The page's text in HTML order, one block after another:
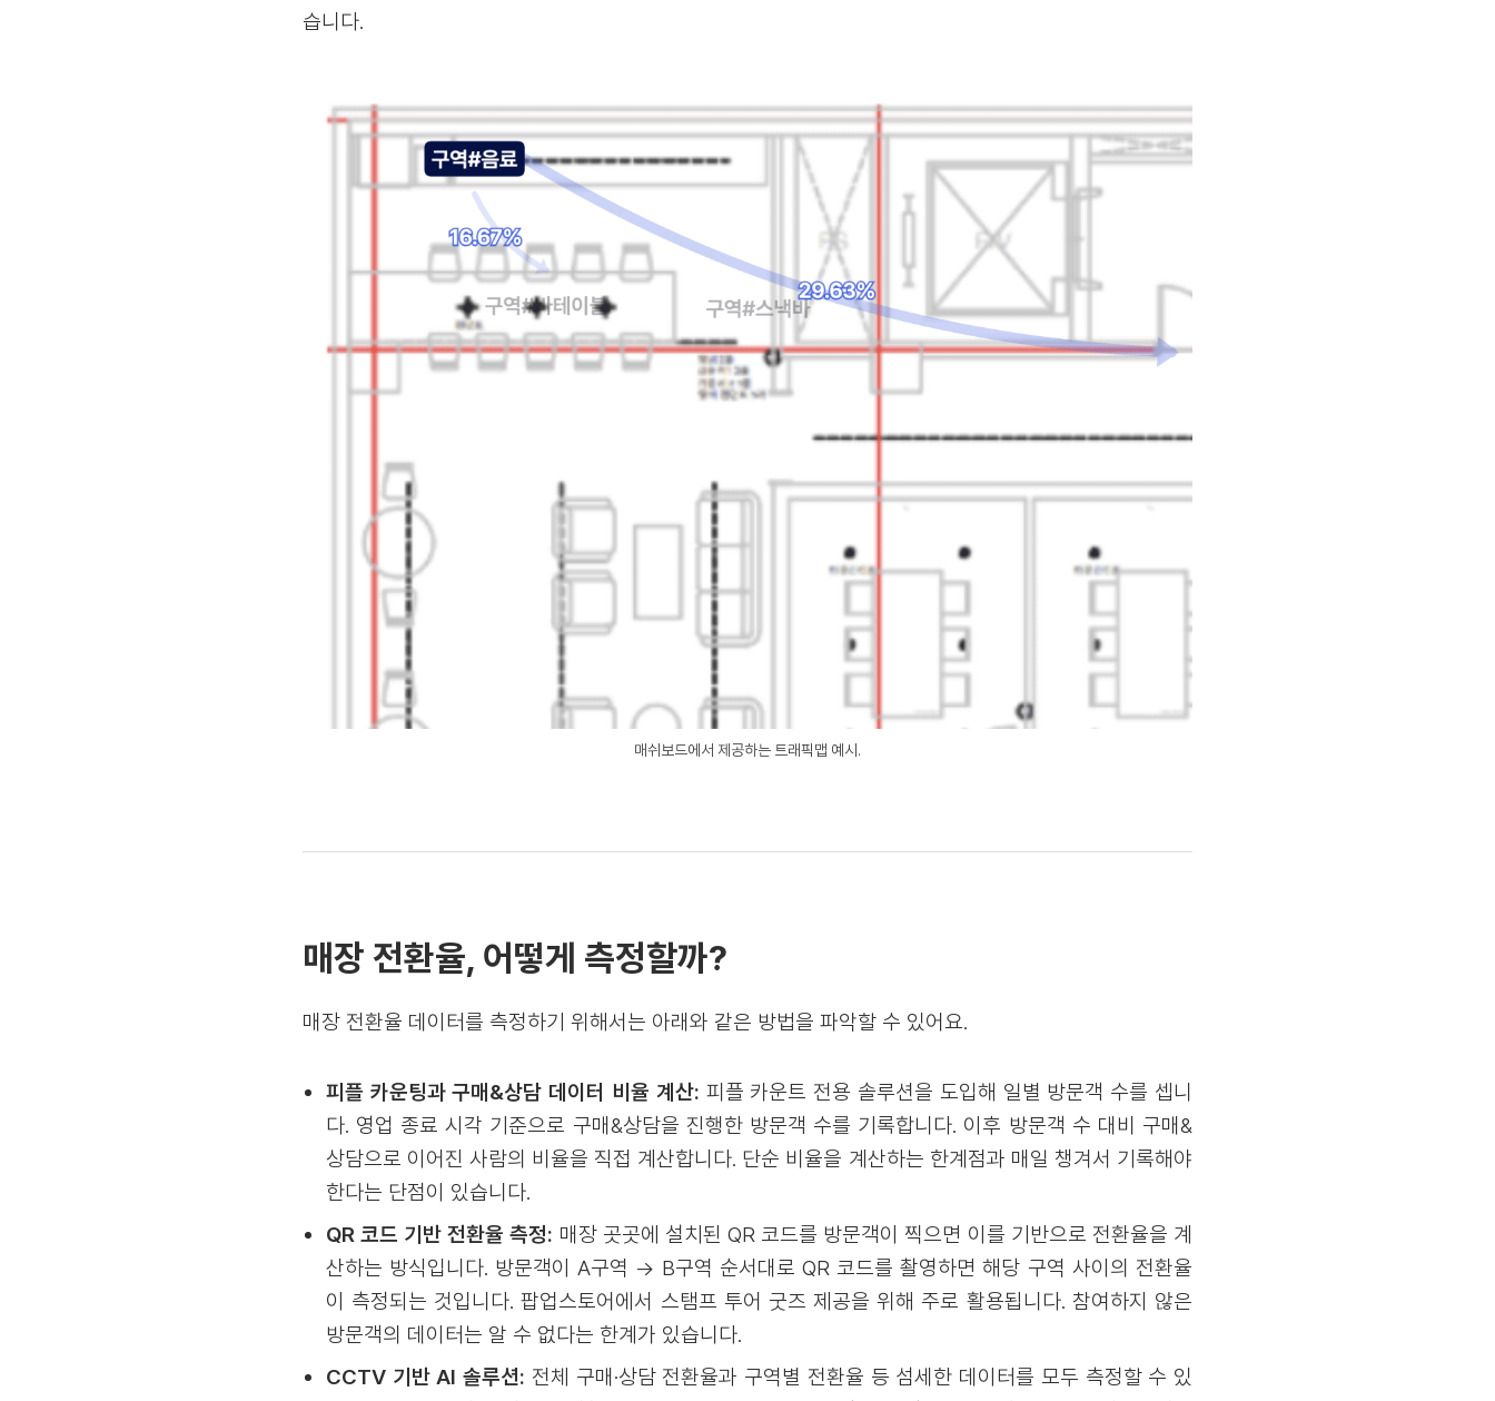
습니다.
매쉬보드에서 제공하는 트래픽맵 예시.
매장 전환율, 어떻게 측정할까?
매장 전환율 데이터를 측정하기 위해서는 아래와 같은 방법을 파악할 수 있어요.
피플 카운팅과 구매&상담 데이터 비율 계산: 피플 카운트 전용 솔루션을 도입해 일별 방문객 수를 셉니
다. 영업 종료 시각 기준으로 구매&상담을 진행한 방문객 수를 기록합니다. 이후 방문객 수 대비 구매&
상담으로 이어진 사람의 비율을 직접 계산합니다. 단순 비율을 계산하는 한계점과 매일 챙겨서 기록해야
한다는 단점이 있습니다.
QR 코드 기반 전환율 측정: 매장 곳곳에 설치된 QR 코드를 방문객이 찍으면 이를 기반으로 전환율을 계
산하는 방식입니다. 방문객이 A구역 → B구역 순서대로 QR 코드를 촬영하면 해당 구역 사이의 전환율
이 측정되는 것입니다. 팝업스토어에서 스탬프 투어 굿즈 제공을 위해 주로 활용됩니다. 참여하지 않은
방문객의 데이터는 알 수 없다는 한계가 있습니다.
CCTV 기반 AI 솔루션: 전체 구매·상담 전환율과 구역별 전환율 등 섬세한 데이터를 모두 측정할 수 있